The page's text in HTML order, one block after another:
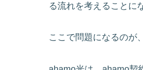
る流れを考えることに
ここで問題になるのが